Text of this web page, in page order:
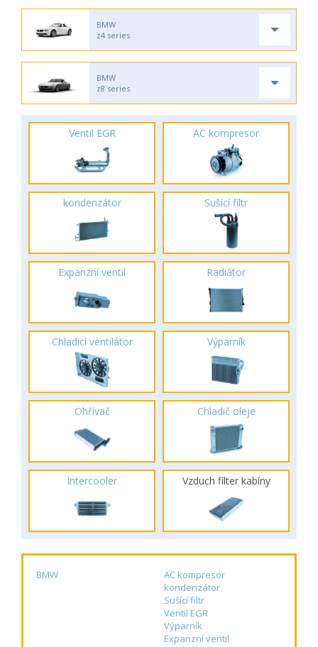
BMW
z4 series
BMW
z8 series
Ventil EGR AC kompresor
kondenzátor Sušící filtr
Expanzní ventil Radiátor
Chladicí ventilátor Výparník
Ohřívač Chladič oleje
Intercooler Vzduch filter kabíny
BMW
AC kompresor
kondenzátor
Sušící filtr
Ventil EGR
Výparník
Expanzní ventil